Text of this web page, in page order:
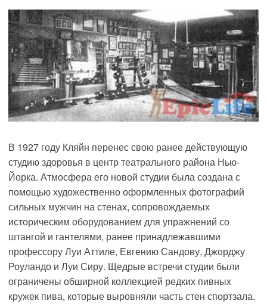
В 1927 году Кляйн перенес свою ранее действующую
студию здоровья в центр театрального района Нью-
Йорка. Атмосфера его новой студии была создана с
помощью художественно оформленных фотографий
сильных мужчин на стенах, сопровождаемых
историческим оборудованием для упражнений со
штангой и гантелями, ранее принадлежавшими
профессору Луи Аттиле, Евгению Сандову, Джорджу
Роуландо и Луи Сиру. Щедрые встречи студии были
ограничены обширной коллекцией редких пивных
кружек пива, которые выровняли часть стен спортзала.